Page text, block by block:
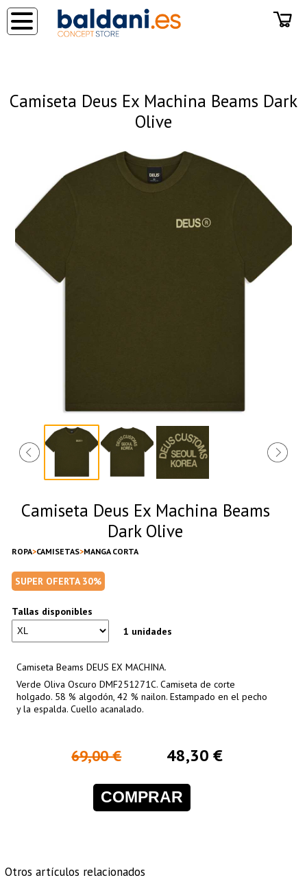
Camiseta Deus Ex Machina Beams Dark
Olive
Camiseta Deus Ex Machina Beams
Dark Olive
ROPA CAMISETAS MANGA CORTA
SUPER OFERTA 30%
Tallas disponibles
1 unidades
Camiseta Beams DEUS EX MACHINA.
Verde Oliva Oscuro DMF251271C. Camiseta de corte
holgado. 58 % algodón, 42 % nailon. Estampado en el pecho
y la espalda. Cuello acanalado.
69,00 € 48,30 €
COMPRAR
Otros artículos relacionados